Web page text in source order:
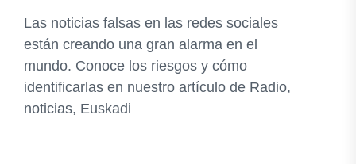
Las noticias falsas en las redes sociales
están creando una gran alarma en el
mundo. Conoce los riesgos y cómo
identificarlas en nuestro artículo de Radio,
noticias, Euskadi